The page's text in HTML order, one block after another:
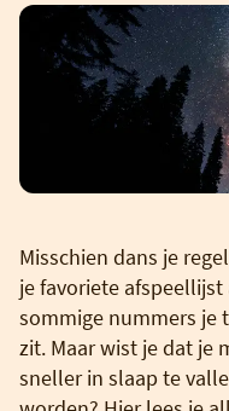
Misschien dans je
je favoriete
sommige nummers je
zit. Maar wist je dat je
sneller in slaap te